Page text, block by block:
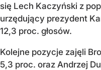
się Lech Kaczyński z
urzędujący prezydent
12,3 proc. głosów.
Kolejne pozycje zajęli
5,3 proc. oraz Andrzej